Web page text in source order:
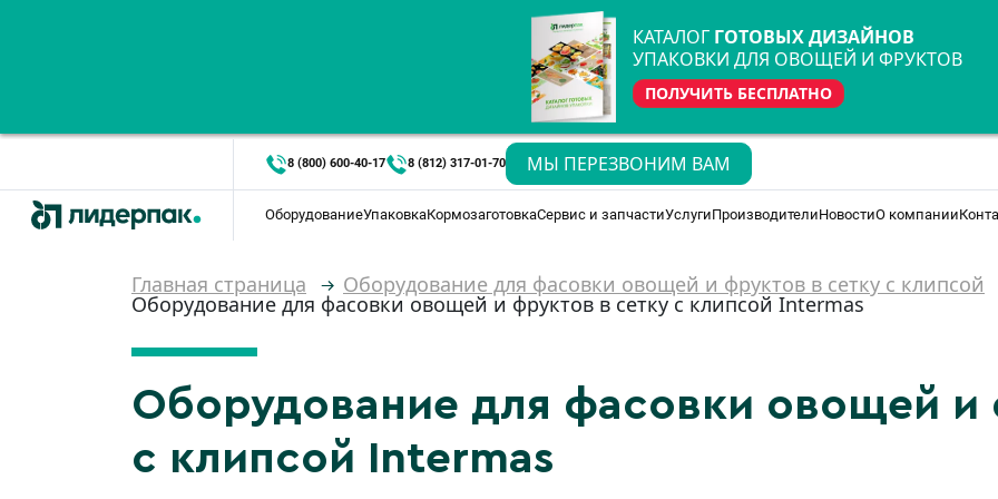
КАТАЛОГ ГОТОВЫХ ДИЗАЙНОВ
УПАКОВКИ ДЛЯ ОВОЩЕЙ И ФРУКТОВ
ПОЛУЧИТЬ БЕСПЛАТНО
8 (800) 600-40-17 8 (812) 317-01-70 МЫ ПЕРЕЗВОНИМ ВАМ
ОборудованиеУпаковкаКормозаготовкаСервис и запчастиУслугиПроизводителиНовостиО компании
Главная страница Оборудование для фасовки овощей и фруктов в сетку с клипсой
Оборудование для фасовки овощей и фруктов в сетку с клипсой Intermas
Оборудование для фасовки овощей и
с клипсой Intermas